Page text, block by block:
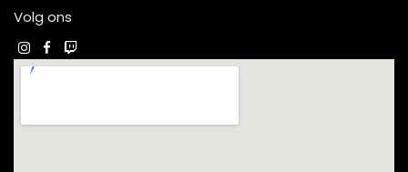
Volg ons